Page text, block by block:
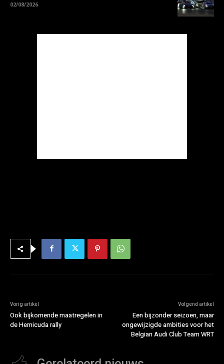
02/08/2026
Vorig artikel
Ook bijkomende maatregelen in
de Hemicuda rally
Volgend artikel
Een bijzonder seizoen, maar
ongewijzigde ambities voor het
Belgian Audi Club Team WRT